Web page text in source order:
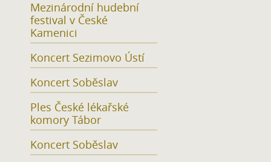
Mezinárodní hudební
festival v České
Kamenici
Koncert Sezimovo Ústí
Koncert Soběslav
Ples České lékařské
komory Tábor
Koncert Soběslav